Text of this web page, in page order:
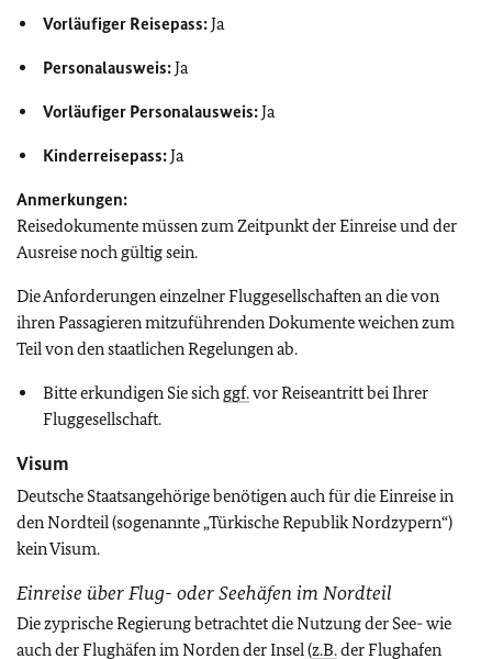
Vorläufiger Reisepass:Ja
Personalausweis:Ja
Vorläufiger Personalausweis:Ja
Kinderreisepass:Ja
Anmerkungen:
Reisedokumente müssen zum Zeitpunkt der Einreise und der
Ausreise noch gültig sein.
Die Anforderungen einzelner Fluggesellschaften an die von
ihren Passagieren mitzuführenden Dokumente weichen zum
Teil von den staatlichen Regelungen ab.
Bitte erkundigen Sie sich ggf.vor Reiseantritt bei Ihrer
Fluggesellschaft.
Visum
Deutsche Staatsangehörige benötigen auch für die Einreise in
den Nordteil (sogenannte „Türkische Republik Nordzypern“)
kein Visum.
Einreise über Flug- oder Seehäfen im Nordteil
Die zyprische Regierung betrachtet die Nutzung der See- wie
auch der Flughäfen im Norden der Insel (z.B.der Flughafen